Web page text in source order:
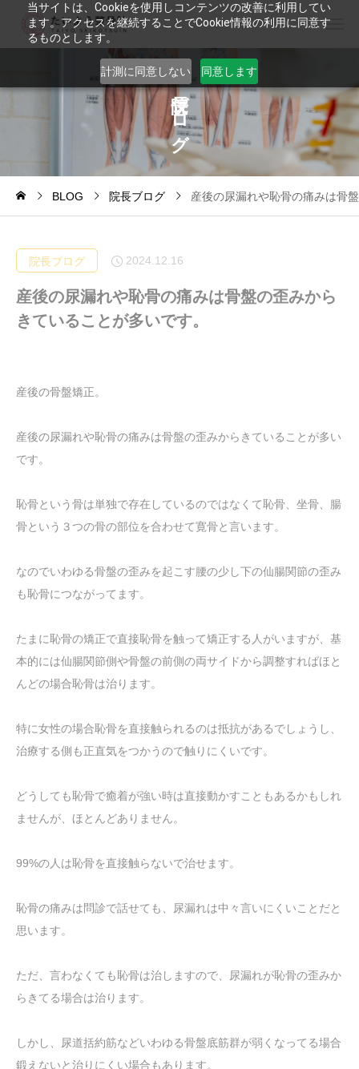
当サイトは、Cookieを使用しコンテンツの改善に利用してい
ます。アクセスを継続することでCookie情報の利用に同意す
るものとします。
計測に同意しない 同意します
ブ
ロ
グ
BLOG 院長ブログ 産後の尿漏れや恥骨の痛みは骨
院長ブログ 2024.12.16
産後の尿漏れや恥骨の痛みは骨盤の歪みから
きていることが多いです。
産後の骨盤矯正。
産後の尿漏れや恥骨の痛みは骨盤の歪みからきていることが多い
です。
恥骨という骨は単独で存在しているのではなくて恥骨、坐骨、腸
骨という３つの骨の部位を合わせて寛骨と言います。
なのでいわゆる骨盤の歪みを起こす腰の少し下の仙腸関節の歪み
も恥骨につながってます。
たまに恥骨の矯正で直接恥骨を触って矯正する人がいますが、基
本的には仙腸関節側や骨盤の前側の両サイドから調整すればほと
んどの場合恥骨は治ります。
特に女性の場合恥骨を直接触られるのは抵抗があるでしょうし、
治療する側も正直気をつかうので触りにくいです。
どうしても恥骨で癒着が強い時は直接動かすこともあるかもしれ
ませんが、ほとんどありません。
99%の人は恥骨を直接触らないで治せます。
恥骨の痛みは問診で話せても、尿漏れは中々言いにくいことだと
思います。
ただ、言わなくても恥骨は治しますので、尿漏れが恥骨の歪みか
らきてる場合は治ります。
しかし、尿道括約筋などいわゆる骨盤底筋群が弱くなってる場合
鍛えないと治りにくい場合もあります。